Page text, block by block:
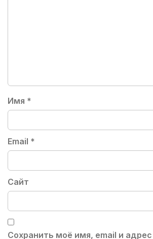
Имя *
Email *
Сайт
Сохранить моё имя, email и